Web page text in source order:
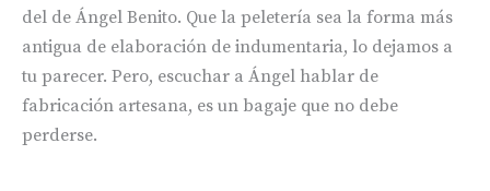
del de Ángel Benito. Que la peletería sea la forma más
antigua de elaboración de indumentaria, lo dejamos a
tu parecer. Pero, escuchar a Ángel hablar de
fabricación artesana, es un bagaje que no debe
perderse.